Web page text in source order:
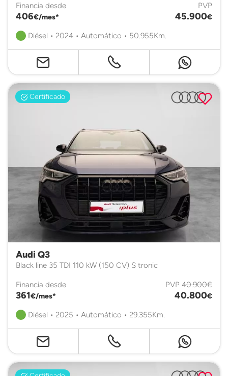
Financia desde
406€/mes*
PVP
45.900€
Diésel • 2024 • Automático • 50.955Km.
Certificado
Audi Q3
Black line 35 TDI 110 kW (150 CV) S tronic
Financia desde
361€/mes*
PVP 40.900€
40.800€
Diésel • 2025 • Automático • 29.355Km.